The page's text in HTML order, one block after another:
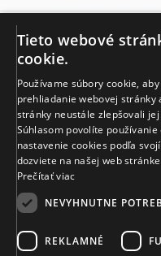
KONTAKT
Naše klenotníctva
Sídlo spoločnosti
© MIKUŠ DIAMONDS,
Tieto webové
cookie.
Používame súbory cookie,
prehliadanie webovej stránky
stránky neustále zlepšovali
Súhlasom povolíte
nastavenie cookies podľa
dozviete na našej web
Prečítať viac
NEVYHNUTNE
REKLAMNÉ